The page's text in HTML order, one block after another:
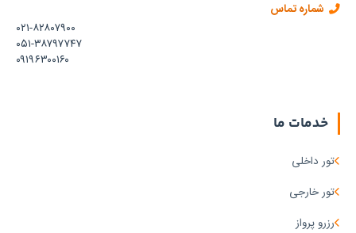
شماره تماس
۰۲۱-۸۲۸۰۷۹۰۰
۰۵۱-۳۸۷۹۷۷۴۷
۰۹۱۹۶۳۰۰۱۶۰
خدمات ما
تور داخلی
تور خارجی
رزرو پرواز